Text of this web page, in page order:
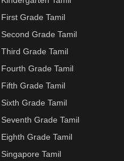
First Grade Tamil
Second Grade Tamil
Third Grade Tamil
Fourth Grade Tamil
Fifth Grade Tamil
Sixth Grade Tamil
Seventh Grade Tamil
Eighth Grade Tamil
Singapore Tamil